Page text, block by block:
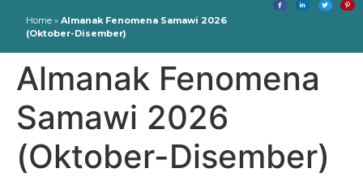
Home » Almanak Fenomena Samawi 2026
(Oktober-Disember)
Almanak Fenomena
Samawi 2026
(Oktober-Disember)